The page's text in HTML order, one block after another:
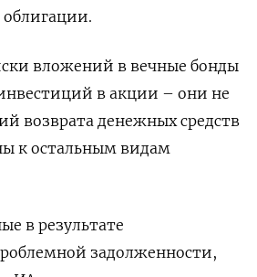
облигации.
вложений в вечные бонды
в акции – они не
возврата денежных средств
к остальным видам
в результате
задолженности,